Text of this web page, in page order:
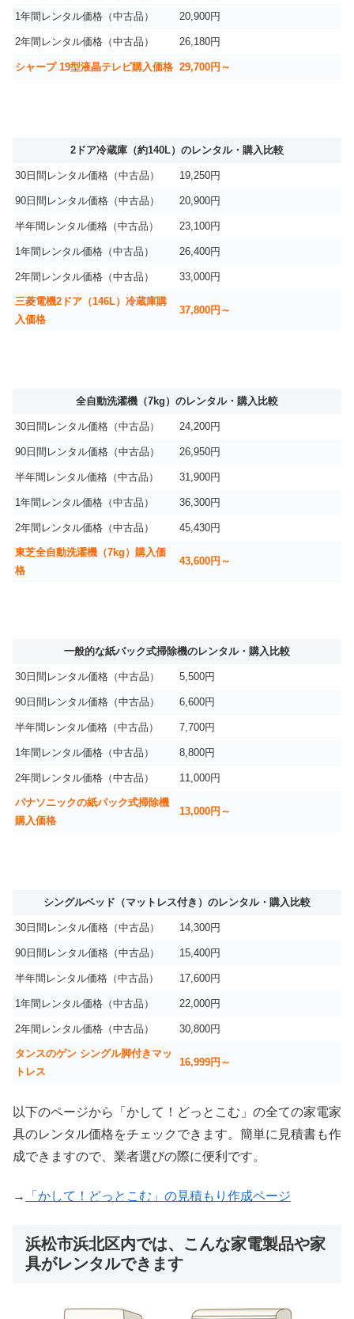
1年間レンタル価格（中古品） 20,900円
2年間レンタル価格（中古品） 26,180円
シャープ 19型液晶テレビ購入価格 29,700円～
2ドア冷蔵庫（約140L）のレンタル・購入比較
30日間レンタル価格（中古品） 19,250円
90日間レンタル価格（中古品） 20,900円
半年間レンタル価格（中古品） 23,100円
1年間レンタル価格（中古品） 26,400円
2年間レンタル価格（中古品） 33,000円
三菱電機2ドア（146L）冷蔵庫購
入価格
37,800円～
全自動洗濯機（7kg）のレンタル・購入比較
30日間レンタル価格（中古品） 24,200円
90日間レンタル価格（中古品） 26,950円
半年間レンタル価格（中古品） 31,900円
1年間レンタル価格（中古品） 36,300円
2年間レンタル価格（中古品） 45,430円
東芝全自動洗濯機（7kg）購入価
格
43,600円～
一般的な紙パック式掃除機のレンタル・購入比較
30日間レンタル価格（中古品） 5,500円
90日間レンタル価格（中古品） 6,600円
半年間レンタル価格（中古品） 7,700円
1年間レンタル価格（中古品） 8,800円
2年間レンタル価格（中古品） 11,000円
パナソニックの紙パック式掃除機
購入価格
13,000円～
シングルベッド（マットレス付き）のレンタル・購入比較
30日間レンタル価格（中古品） 14,300円
90日間レンタル価格（中古品） 15,400円
半年間レンタル価格（中古品） 17,600円
1年間レンタル価格（中古品） 22,000円
2年間レンタル価格（中古品） 30,800円
タンスのゲン シングル脚付きマッ
トレス
16,999円～
以下のページから「かして！どっとこむ」の全ての家電家
具のレンタル価格をチェックできます。簡単に見積書も作
成できますので、業者選びの際に便利です。
→ 「かして！どっとこむ」の見積もり作成ページ
浜松市浜北区内では、こんな家電製品や家
具がレンタルできます